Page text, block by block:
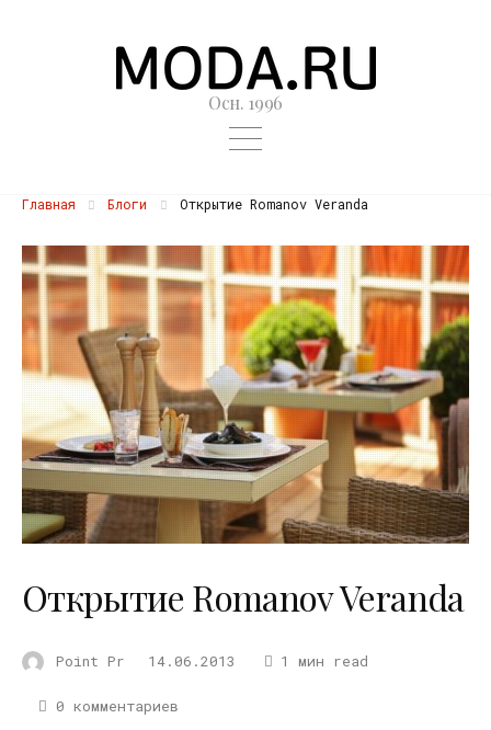
Осн. 1996
Главная Блоги Открытие Romanov Veranda
Открытие Romanov Veranda
Point Pr 14.06.2013 1 мин read
0 комментариев